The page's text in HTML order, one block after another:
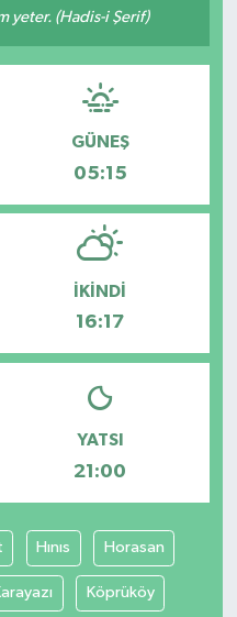
yeter. (Hadis-i Şerif)
GÜNEŞ
05:15
İKINDI
16:17
YATSI
21:00
Hınıs Horasan
Köprüköy